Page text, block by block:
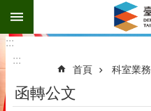
跳到主要內容區塊
:::
:::
首頁 科室業務
函轉公文